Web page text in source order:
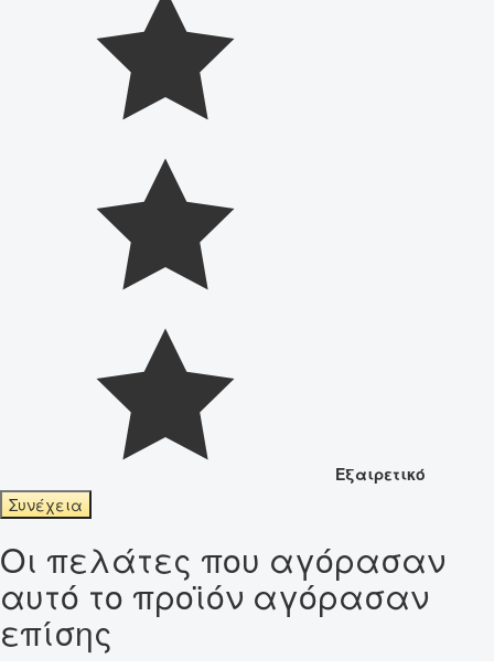
Εξαιρετικό
Συνέχεια
Οι πελάτες που αγόρασαν
αυτό το προϊόν αγόρασαν
επίσης